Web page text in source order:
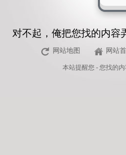
对不起，俺把您找的内容
网站地图 网站
本站提醒您 - 您找的